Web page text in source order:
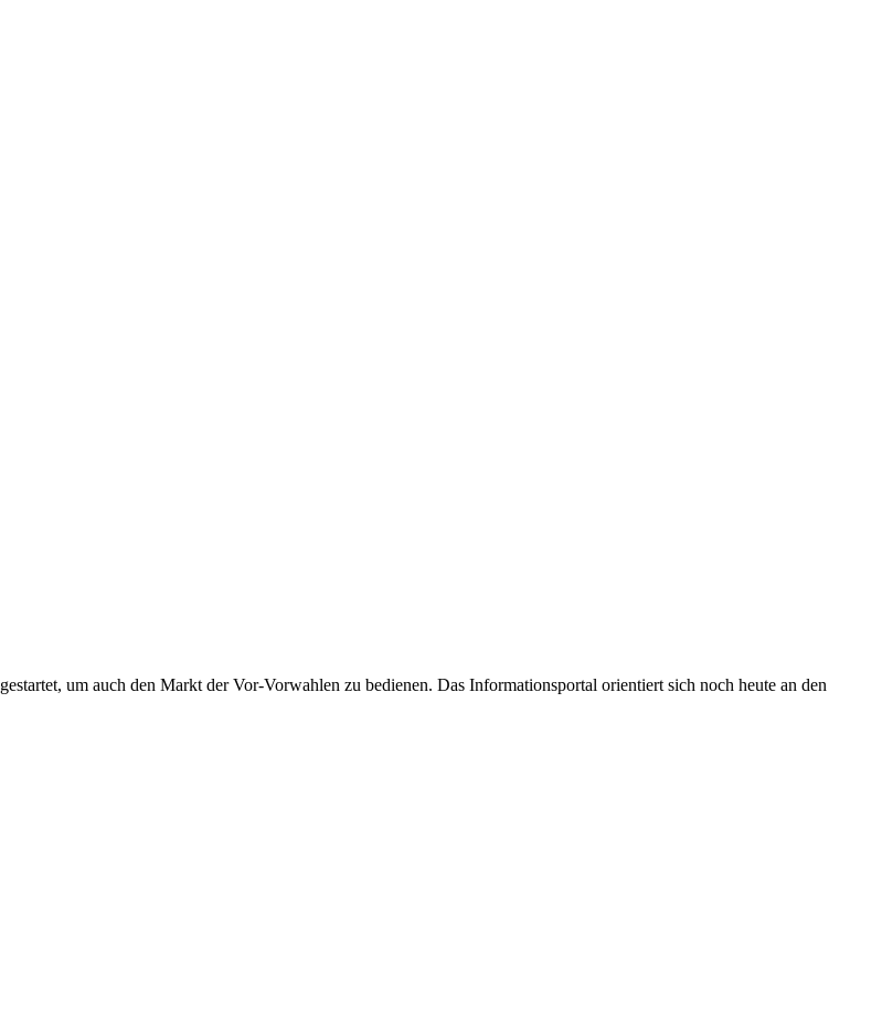
um auch den Markt der Vor-Vorwahlen zu bedienen. Das Informationsportal orientiert sich noch heute an den